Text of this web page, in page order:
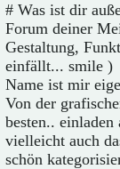
# Was ist dir
Forum deiner
Gestaltung,
einfällt... smile )
Name ist mir
Von der
besten..
vielleicht auch
schön